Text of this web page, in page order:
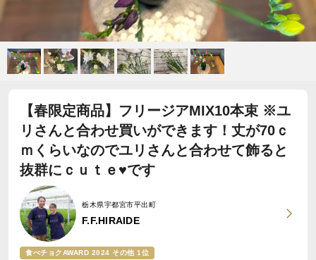
【春限定商品】フリージアMIX10本束 ※ユ
リさんと合わせ買いができます！丈が70ｃ
ｍくらいなのでユリさんと合わせて飾ると
抜群にｃｕｔｅ♥です
栃木県宇都宮市平出町
F.F.HIRAIDE
食べチョクAWARD 2024 その他 1位